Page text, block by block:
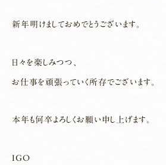
新年明けましておめでとうございます。
日々を楽しみつつ、
お仕事を頑張っていく所存でございます。
本年も何卒よろしくお願い申し上げます。
IGO